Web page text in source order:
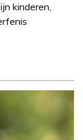
kinderen,